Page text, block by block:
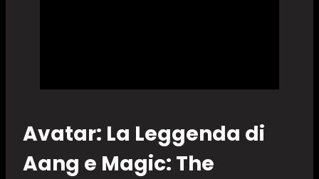
Avatar: La Leggenda di
Aang e Magic: The